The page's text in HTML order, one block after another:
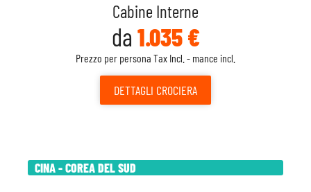
Cabine Interne
da 1.035 €
Prezzo per persona Tax Incl. - mance incl.
DETTAGLI CROCIERA
CINA - COREA DEL SUD